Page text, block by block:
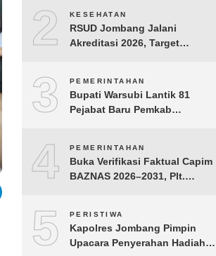
2 KESEHATAN
RSUD Jombang Jalani
Akreditasi 2026, Target
Layanan
3 PEMERINTAHAN
Bupati Warsubi Lantik 81
Pejabat Baru Pemkab
4 PEMERINTAHAN
Buka Verifikasi Faktual Capim
BAZNAS 2026–2031, Plt.
Transparansi
5 PERISTIWA
Kapolres Jombang Pimpin
Upacara Penyerahan Hadiah